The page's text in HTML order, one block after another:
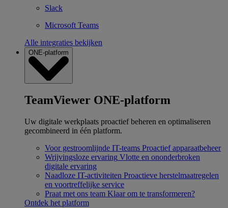
Slack
Microsoft Teams
Alle integraties bekijken
ONE-platform
TeamViewer ONE-platform
Uw digitale werkplaats proactief beheren en optimaliseren
gecombineerd in één platform.
Voor gestroomlijnde IT-teams Proactief apparaatbeheer
Wrijvingsloze ervaring Vlotte en ononderbroken
digitale ervaring
Naadloze IT-activiteiten Proactieve herstelmaatregelen
en voortreffelijke service
Praat met ons team Klaar om te transformeren?
Ontdek het platform